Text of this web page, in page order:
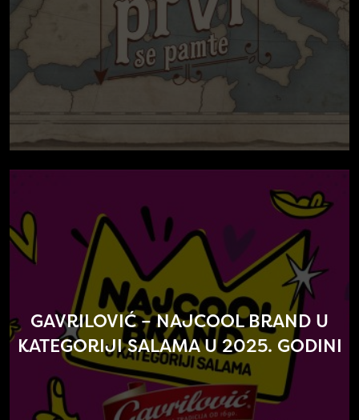
GAVRILOVIĆ – NAJCOOL BRAND U
KATEGORIJI SALAMA U 2025. GODINI